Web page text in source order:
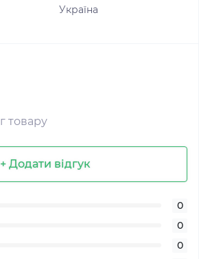
Україна
товару
+ Додати відгук
0
0
0